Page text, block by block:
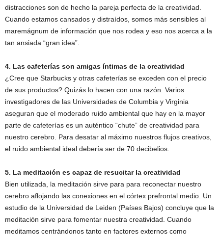
distracciones son de hecho la pareja perfecta de la creatividad.
Cuando estamos cansados y distraídos, somos más sensibles al
maremágnum de información que nos rodea y eso nos acerca a la
tan ansiada “gran idea”.
4. Las cafeterías son amigas íntimas de la creatividad
¿Cree que Starbucks y otras cafeterías se exceden con el precio
de sus productos? Quizás lo hacen con una razón. Varios
investigadores de las Universidades de Columbia y Virginia
aseguran que el moderado ruido ambiental que hay en la mayor
parte de cafeterías es un auténtico “chute” de creatividad para
nuestro cerebro. Para desatar al máximo nuestros flujos creativos,
el ruido ambiental ideal debería ser de 70 decibelios.
5. La meditación es capaz de resucitar la creatividad
Bien utilizada, la meditación sirve para para reconectar nuestro
cerebro aflojando las conexiones en el córtex prefrontal medio. Un
estudio de la Universidad de Leiden (Países Bajos) concluye que la
meditación sirve para fomentar nuestra creatividad. Cuando
meditamos centrándonos tanto en factores externos como